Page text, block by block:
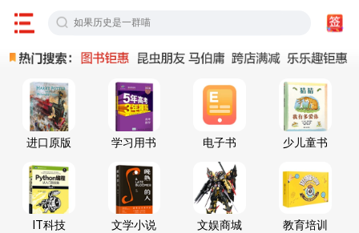
进口原版 学习用书 电子书 少儿童书
IT科技 文学小说 文娱商城 教育培训